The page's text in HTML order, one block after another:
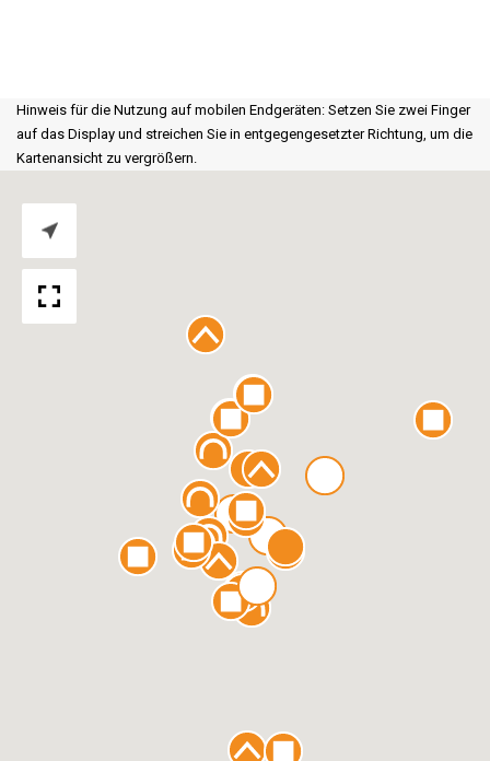
Hinweis für die Nutzung auf mobilen Endgeräten: Setzen Sie zwei Finger
auf das Display und streichen Sie in entgegengesetzter Richtung, um die
Kartenansicht zu vergrößern.